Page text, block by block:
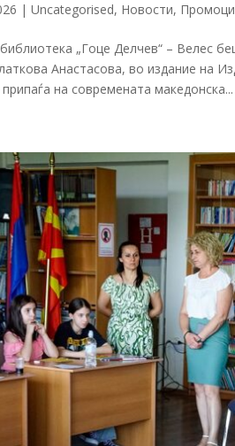
|Uncategorised, Новости,
„Гоце Делчев“ – Велес
Анастасова, во издание на
на современата македонска...